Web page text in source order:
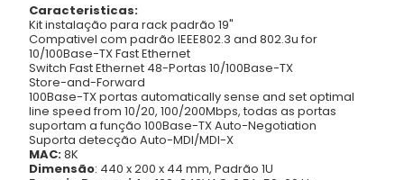
Caracteristicas:
Kit instalação para rack padrão 19"
Compativel com padrão IEEE802.3 and 802.3u for
10/100Base-TX Fast Ethernet
Switch Fast Ethernet 48-Portas 10/100Base-TX
Store-and-Forward
100Base-TX portas automatically sense and set optimal
line speed from 10/20, 100/200Mbps, todas as portas
suportam a função 100Base-TX Auto-Negotiation
Suporta detecção Auto-MDI/MDI-X
MAC:8K
Dimensão: 440 x 200 x 44 mm, Padrão 1U